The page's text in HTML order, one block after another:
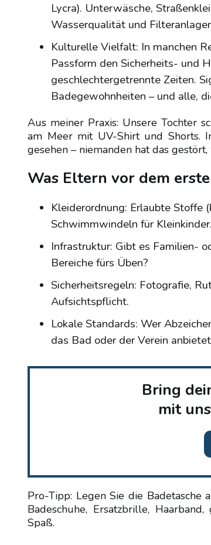
Lycra). Unterwäsche,
Wasserqualität und
Kulturelle Vielfalt: In manchen
Passform den Sicherheits- und
geschlechtergetrennte Zeiten.
Badegewohnheiten – und alle,
Aus meiner Praxis: Unsere Tochter
am Meer mit UV-Shirt und Shorts.
gesehen – niemanden hat das
Was Eltern vor dem
Kleiderordnung: Erlaubte Stoffe
Schwimmwindeln für Kleinkinder.
Infrastruktur: Gibt es Familien-
Bereiche fürs Üben?
Sicherheitsregeln: Fotografie,
Aufsichtspflicht.
Lokale Standards: Wer
das Bad oder der Verein
Bring
mit
Pro-Tipp: Legen Sie die Badetasche
Badeschuhe, Ersatzbrille,
Spaß.